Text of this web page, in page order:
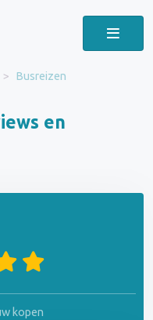
Busreizen
en
kopen